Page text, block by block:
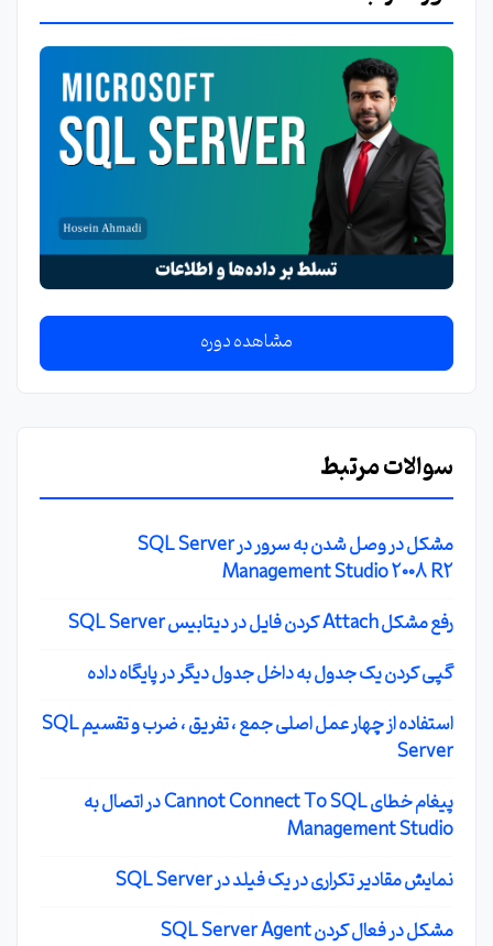
مشاهده دوره
سوالات مرتبط
مشکل در وصل شدن به سرور در SQL Server
Management Studio 2008 R2
رفع مشکل Attach کردن فایل در دیتابیس SQL Server
گپی کردن یک جدول به داخل جدول دیگر در پایگاه داده
استفاده از چهار عمل اصلی جمع ، تفریق ، ضرب و تقسیم SQL
Server
پیغام خطای Cannot Connect To SQL در اتصال به
Management Studio
نمایش مقادیر تکراری در یک فیلد در SQL Server
مشکل در فعال کردن SQL Server Agent